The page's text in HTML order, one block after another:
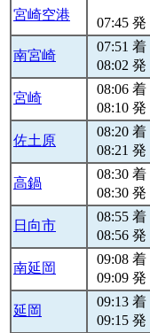
宮崎空港
07:45 発
南宮崎
07:51 着
08:02 発
宮崎
08:06 着
08:10 発
佐土原
08:20 着
08:21 発
高鍋
08:30 着
08:30 発
日向市
08:55 着
08:56 発
南延岡
09:08 着
09:09 発
延岡
09:13 着
09:15 発